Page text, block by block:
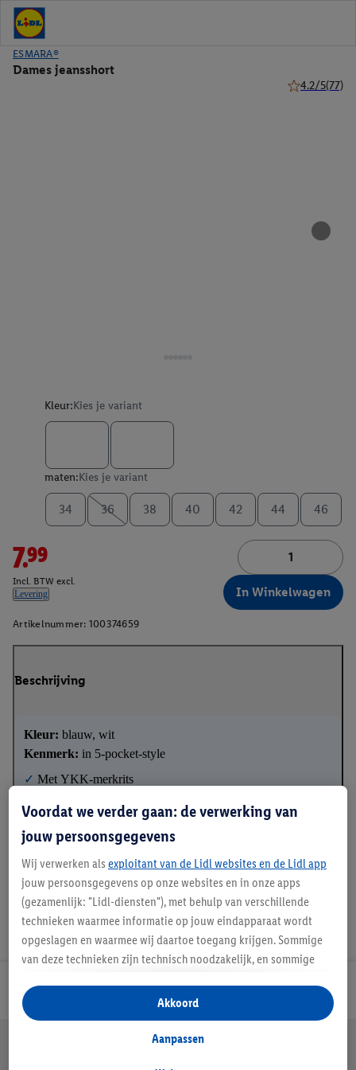
ESMARA®
Dames jeansshort
4.2/5(77)
Kleur:Kies je variant
maten:Kies je variant
34 36 38 40 42 44 46
7.99
Incl. BTW excl.
Levering
In Winkelwagen
Artikelnummer: 100374659
Beschrijving
Kleur: blauw, wit
Kenmerk: in 5-pocket-style
✓ Met YKK-merkrits
✓Van zuiver katoen
Lidl Nieuwsbrief
Jouw voordelen bij ons als Lidl webshop klant
Voordat we verder gaan: de verwerking van
jouw persoonsgegevens
Wij verwerken als exploitant van de Lidl websites en de Lidl app
jouw persoonsgegevens op onze websites en in onze apps
(gezamenlijk: "Lidl-diensten"), met behulp van verschillende
technieken waarmee informatie op jouw eindapparaat wordt
opgeslagen en waarmee wij daartoe toegang krijgen. Sommige
van deze technieken zijn technisch noodzakelijk, en sommige
opslaan van voorkeursinstellingen, het verzamelen en
analyseren van statistieken of voor het tonen van
gepersonaliseerde reclame binnen en buiten de Lidl-diensten.
Aanpassen
Akkoord